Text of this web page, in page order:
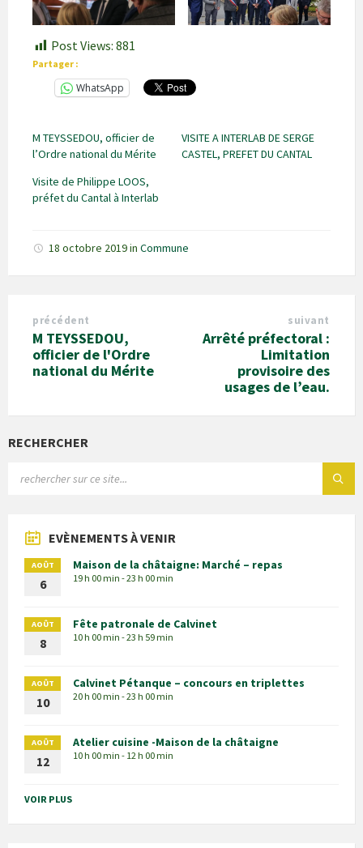
Post Views: 881
Partager :
WhatsApp
M TEYSSEDOU, officier de
l’Ordre national du Mérite
VISITE A INTERLAB DE SERGE
CASTEL, PREFET DU CANTAL
Visite de Philippe LOOS,
préfet du Cantal à Interlab
18 octobre 2019in Commune
précédent
M TEYSSEDOU,
officier de l'Ordre
national du Mérite
suivant
Arrêté préfectoral :
Limitation
provisoire des
usages de l’eau.
RECHERCHER
EVÈNEMENTS À VENIR
AOÛT
6
Maison de la châtaigne: Marché – repas
19 h 00 min - 23 h 00 min
AOÛT
8
Fête patronale de Calvinet
10 h 00 min - 23 h 59 min
AOÛT
10
Calvinet Pétanque – concours en triplettes
20 h 00 min - 23 h 00 min
AOÛT
12
Atelier cuisine -Maison de la châtaigne
10 h 00 min - 12 h 00 min
VOIR PLUS